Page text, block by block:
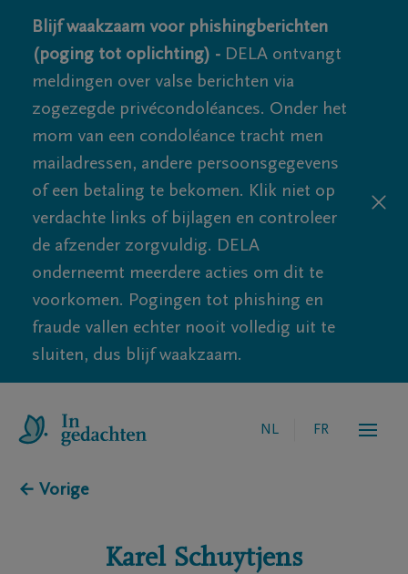
Blijf waakzaam voor phishingberichten
(poging tot oplichting) - DELA ontvangt
meldingen over valse berichten via
zogezegde privécondoléances. Onder het
mom van een condoléance tracht men
mailadressen, andere persoonsgegevens
of een betaling te bekomen. Klik niet op
verdachte links of bijlagen en controleer
de afzender zorgvuldig. DELA
onderneemt meerdere acties om dit te
voorkomen. Pogingen tot phishing en
fraude vallen echter nooit volledig uit te
sluiten, dus blijf waakzaam.
NL FR
← Vorige
Karel Schuytjens